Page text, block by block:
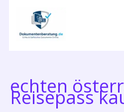
echten
Reisepass